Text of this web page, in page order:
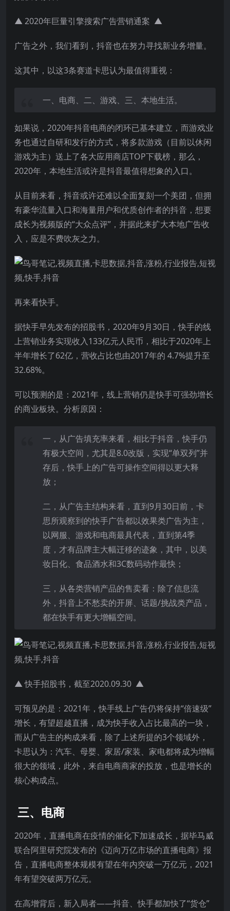
▲ 2020年巨量引擎搜索广告营销通案 ▲
广告之外，我们看到，抖音也在努力寻找新业务增量。
这其中，以这3条赛道卡思认为最值得重视：
一、电商、二、游戏、三、本地生活。
如果说，2020年抖音电商的闭环已基本建立，而游戏业
务也通过自研和发行的方式，将多款游戏（目前以休闲
游戏为主）送上了各大应用商店TOP下载榜，那么，
2020年，本地生活或许是抖音最值得想象的入口。
从目前来看，抖音或许还难以全面复刻一个美团，但拥
有豪华流量入口和海量用户和优质创作者的抖音，想要
成长为视频版的“大众点评”，并据此来扩大本地广告收
入，应是不费吹灰之力。
再来看快手。
据快手早先发布的招股书，2020年9月30日，快手的线
上营销业务实现收入133亿元人民币，相比于2020年上
半年增长了62亿，营收占比也由2017年的 4.7%提升至
32.68%。
可以预测的是：2021年，线上营销仍是快手可强劲增长
的商业板块。分析原因：
一，从广告填充率来看，相比于抖音，快手仍
有极大空间，尤其是8.0改版，实现“单双列”并
存后，快手上的广告可操作空间得以更大释
放；
二，从广告主结构来看，直到9月30日前，卡
思所观察到的快手广告都以效果类广告为主，
以网服、游戏和电商最具代表，直到第4季
度，才有品牌主大幅迁移的迹象，其中，以美
妆日化、食品酒水和3C数码动作最快；
三，从各类营销产品的售卖看：除了信息流
外，抖音上不愁卖的开屏、话题/挑战类产品，
都在快手有更大增幅空间。
▲ 快手招股书，截至2020.09.30 ▲
可预见的是：2021年，快手线上广告仍将保持“倍速级”
增长，有望超越直播，成为快手收入占比最高的一块，
而从广告主的构成来看，除了上述所提的3个领域外，
卡思认为：汽车、母婴、家居/家装、家电都将成为增幅
很大的领域，此外，来自电商商家的投放，也是增长的
核心构成点。
三、电商
2020年，直播电商在疫情的催化下加速成长，据毕马威
联合阿里研究院发布的《迈向万亿市场的直播电商》报
告，直播电商整体规模有望在年内突破一万亿元，2021
年有望突破两万亿元。
在高增背后，新入局者——抖音、快手都加快了“货仓”